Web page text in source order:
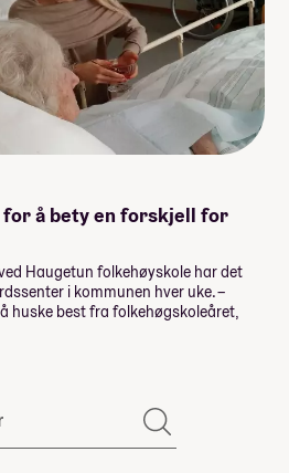
å bety en forskjell for
Haugetun folkehøyskole har det
i kommunen hver uke. –
huske best fra folkehøgskoleåret,